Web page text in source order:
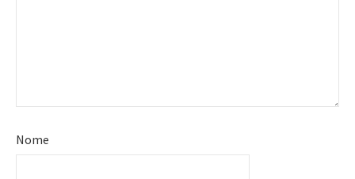
Nome